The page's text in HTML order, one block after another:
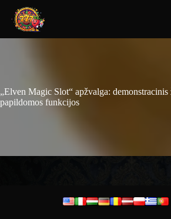
„Elven Magic Slot“ apžvalga:
papildomos funkcijos